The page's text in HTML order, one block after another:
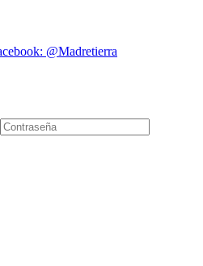
@Madretierra